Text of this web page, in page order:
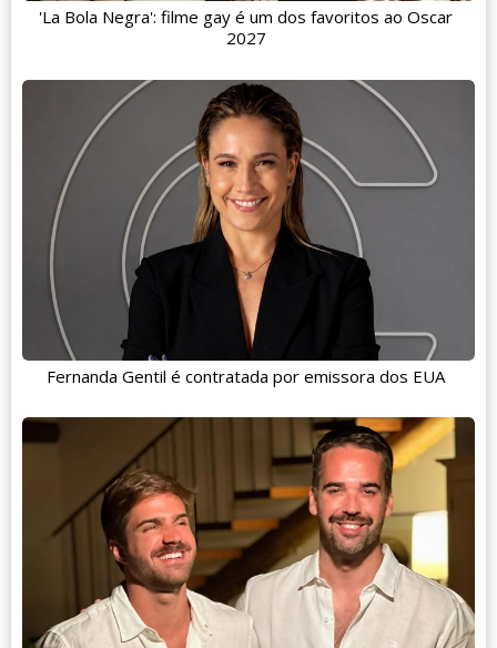
'La Bola Negra': filme gay é um dos favoritos ao Oscar
2027
Fernanda Gentil é contratada por emissora dos EUA